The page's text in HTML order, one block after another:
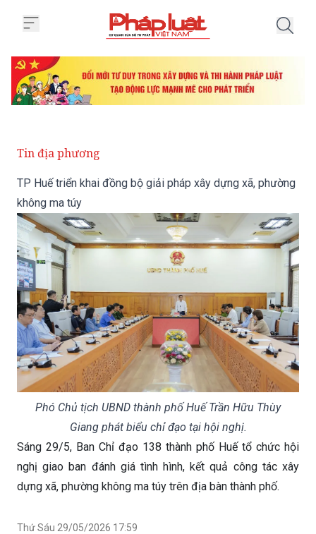
Tin địa phương
TP Huế triển khai đồng bộ giải pháp xây dựng xã, phường
không ma túy
Phó Chủ tịch UBND thành phố Huế Trần Hữu Thùy
Giang phát biểu chỉ đạo tại hội nghị.
Sáng 29/5, Ban Chỉ đạo 138 thành phố Huế tổ chức hội
nghị giao ban đánh giá tình hình, kết quả công tác xây
dựng xã, phường không ma túy trên địa bàn thành phố.
Thứ Sáu 29/05/2026 17:59